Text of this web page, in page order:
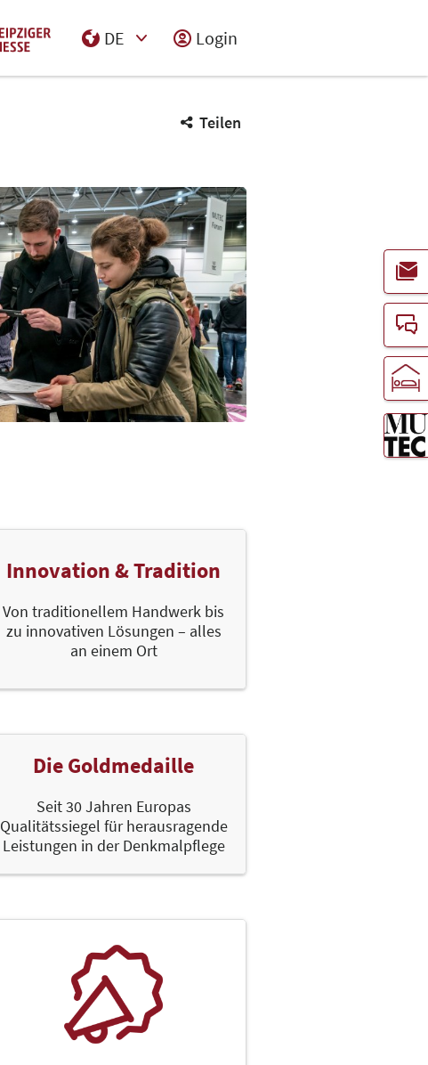
DE
Login
Teilen
Innovation & Tradition
Von traditionellem Handwerk bis
zu innovativen Lösungen – alles
an einem Ort
Die Goldmedaille
Seit 30 Jahren Europas
Qualitätssiegel für herausragende
Leistungen in der Denkmalpflege